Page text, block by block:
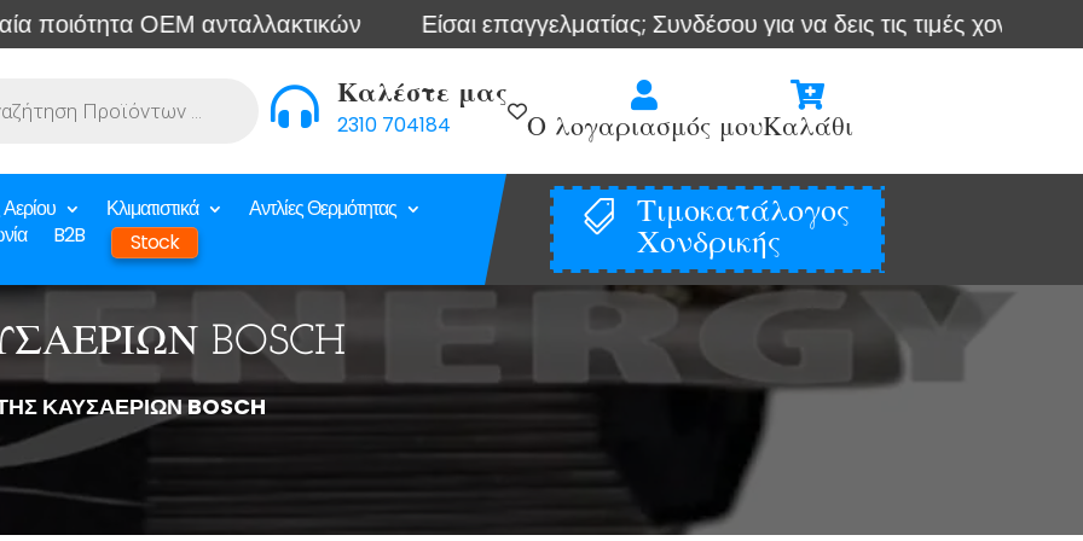
ΟΕΜ ανταλλακτικών Είσαι επαγγελματίας; Συνδέσου για να δεις τις τιμές χονδρικής

Καλέστε μας
2310 704184

Ο λογαριασμός μου

Καλάθι
Κλιματιστικά
Αντλίες Θερμότητας
B2B Stock

Τιμοκατάλογος
Χονδρικής
BOSCH
ΚΑΥΣΑΕΡΙΩΝ BOSCH